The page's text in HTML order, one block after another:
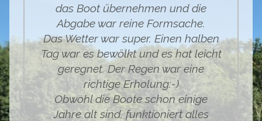
das Boot übernehmen und die
Abgabe war reine Formsache.
Das Wetter war super. Einen halben
Tag war es bewölkt und es hat leicht
geregnet. Der Regen war eine
richtige Erholung:-)
Obwohl die Boote schon einige
Jahre alt sind, funktioniert alles